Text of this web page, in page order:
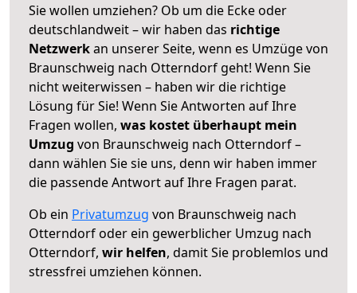
Sie wollen umziehen? Ob um die Ecke oder
deutschlandweit – wir haben das richtige
Netzwerkan unserer Seite, wenn es Umzüge von
Braunschweig nach Otterndorf geht! Wenn Sie
nicht weiterwissen – haben wir die richtige
Lösung für Sie! Wenn Sie Antworten auf Ihre
Fragen wollen, was kostet überhaupt mein
Umzug von Braunschweig nach Otterndorf –
dann wählen Sie sie uns, denn wir haben immer
die passende Antwort auf Ihre Fragen parat.
Ob ein Privatumzug von Braunschweig nach
Otterndorf oder ein gewerblicher Umzug nach
Otterndorf, wir helfen, damit Sie problemlos und
stressfrei umziehen können.